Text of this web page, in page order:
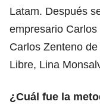
Latam. Después
empresario
Carlos Zenteno
Libre, Lina
¿Cuál fue la